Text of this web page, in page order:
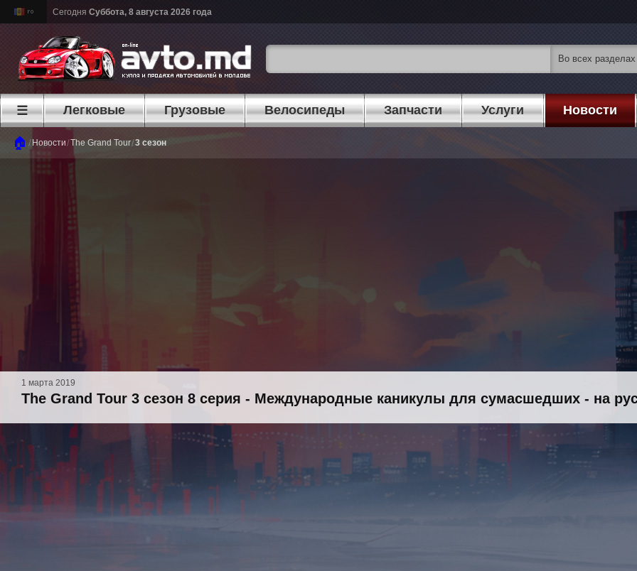
Сегодня Суббота, 8 августа 2026 года
☰ Легковые Грузовые Велосипеды Запчасти Услуги Новости
🏠 / Новости/The Grand Tour/3 сезон
1 марта 2019
The Grand Tour 3 сезон 8 серия - Международные каникулы для сумасшедших - на